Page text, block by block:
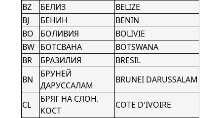
BZ
БЕЛИЗ
BELIZE
BJ
БЕНИН
BENIN
BO
БОЛИВИЯ
BOLIVIE
BW БОТСВАНА
BOTSWANA
BR
БРАЗИЛИЯ
BRESIL
BN
БРУНЕЙ
ДАРУССАЛАМ
BRUNEI DARUSSALAM
CL
БРЯГ НА СЛОН.
КОСТ
COTE D'IVOIRE